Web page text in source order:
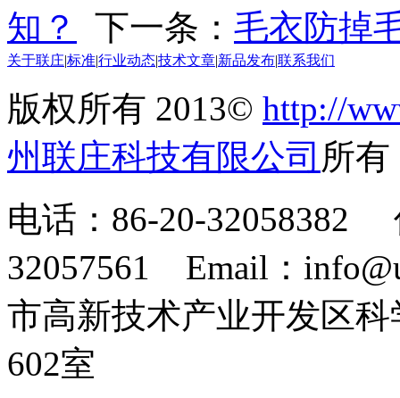
知？
下一条： 毛衣防掉
关于联庄标准行业动态技术文章 新品发布联系我们
版权所有 2013© http://
州联庄科技有限公司 所
电话：86-20-32058382
32057561 Email：
市高新技术产业开发区
602室